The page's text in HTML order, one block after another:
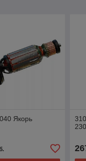
Якорь